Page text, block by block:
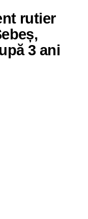
rutier
3 ani